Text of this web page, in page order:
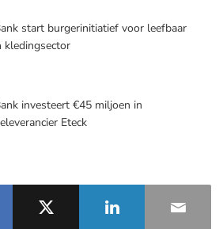
start burgerinitiatief voor leefbaar
kledingsector
investeert €45 miljoen in
Eteck